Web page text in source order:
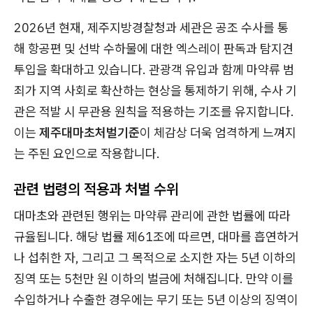
2026년 현재, 제주지방경찰청과 세관은 공조 수사를 통
해 항공편 및 선박 수하물에 대한 엑스레이 판독과 탐지견
투입을 확대하고 있습니다. 관광객 유입과 함께 마약류 범
죄가 지역 사회로 확산하는 현상을 통제하기 위해, 수사 기
관은 적발 시 무관용 원칙을 적용하는 기조를 유지합니다.
이는 제주대마초처벌기준이 체감상 더욱 엄격하게 느껴지
는 주된 요인으로 작용합니다.
관련 법령의 적용과 처벌 수위
대마초와 관련된 행위는 마약류 관리에 관한 법률에 따라
규율됩니다. 해당 법률 제61조에 따르면, 대마를 흡연하거
나 섭취한 자, 그리고 그 목적으로 소지한 자는 5년 이하의
징역 또는 5천만 원 이하의 벌금에 처해집니다. 만약 이를
수입하거나 수출한 경우에는 무기 또는 5년 이상의 징역이